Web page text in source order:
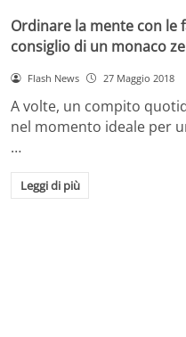
Ordinare la mente con le
consiglio di un monaco
Flash News 27 Maggio 2018
A volte, un compito
nel momento ideale per
…
Leggi di più